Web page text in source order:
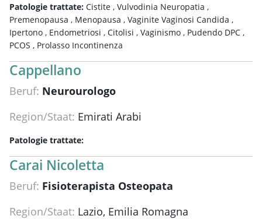
Patologie trattate: Cistite , Vulvodinia Neuropatia ,
Premenopausa , Menopausa , Vaginite Vaginosi Candida ,
Ipertono , Endometriosi , Citolisi , Vaginismo , Pudendo DPC ,
PCOS , Prolasso Incontinenza
Cappellano
Beruf: Neurourologo
Region/Staat: Emirati Arabi
Patologie trattate:
Carai Nicoletta
Beruf: Fisioterapista Osteopata
Region/Staat: Lazio, Emilia Romagna